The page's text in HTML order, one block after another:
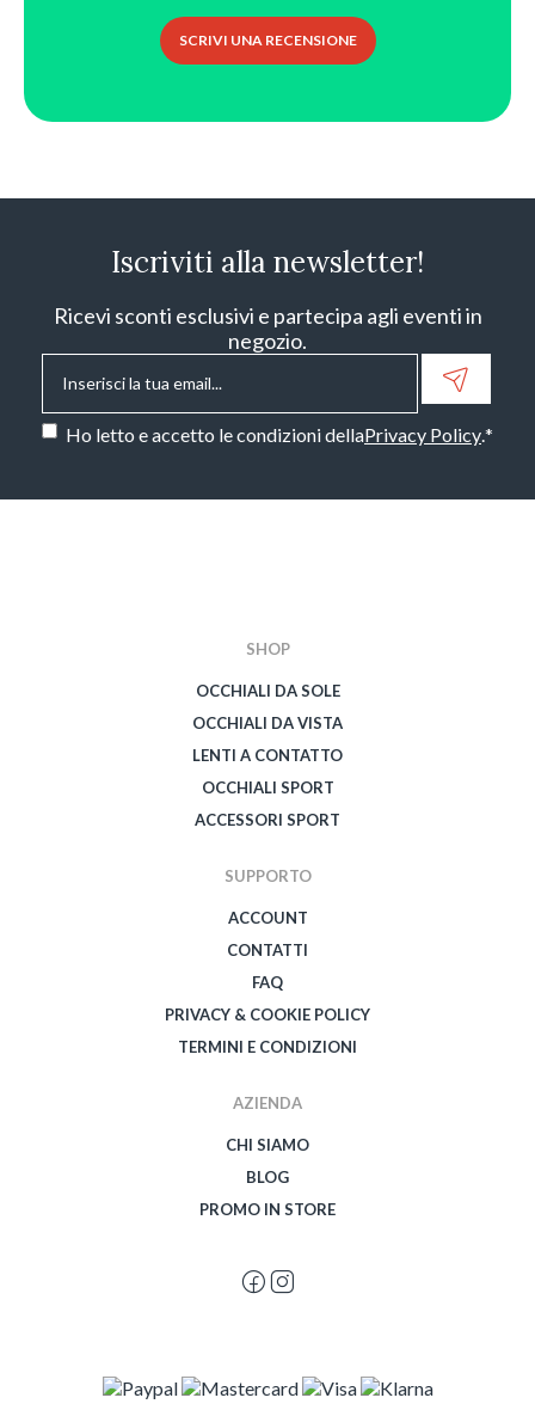
SCRIVI UNA RECENSIONE
Iscriviti alla newsletter!
Ricevi sconti esclusivi e partecipa agli eventi in
negozio.
Email*
Consenso*
Ho letto e accetto le condizioni dellaPrivacy Policy*
SHOP
OCCHIALI DA SOLE
OCCHIALI DA VISTA
LENTI A CONTATTO
OCCHIALI SPORT
ACCESSORI SPORT
SUPPORTO
ACCOUNT
CONTATTI
FAQ
PRIVACY & COOKIE POLICY
TERMINI E CONDIZIONI
AZIENDA
CHI SIAMO
BLOG
PROMO IN STORE